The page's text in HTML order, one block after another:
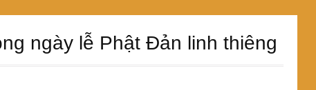
ngày lễ Phật Đản linh thiêng